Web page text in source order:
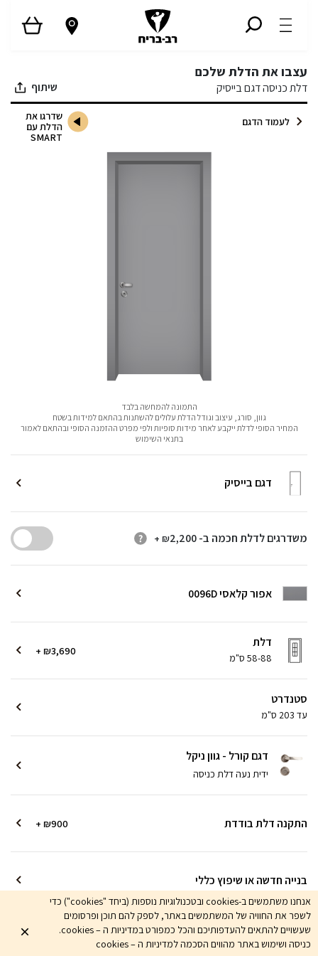
עצבו את הדלת שלכם
דלת כניסה דגם בייסיק
לעמוד הדגם
שדרגו את
הדלת עם
SMART
שיתוף
דגם בייסיק
משדרגים לדלת חכמה ב- + ₪2,200
אפור קלאסי 0096D
דלת
58-88 ס"מ
+ ₪3,690
סטנדרט
עד 203 ס"מ
דגם קורל - גוון ניקל
ידית נעה דלת כניסה
התקנה דלת בודדת + ₪900
בנייה חדשה או שיפוץ כללי
התמונה להמחשה בלבד
גוון, סורג, עיצוב וגודל הדלת עלולים להשתנות בהתאם למידות בשטח
המחיר הסופי לדלת ייקבע לאחר מידות סופיות ולפי מפרט ההזמנה הסופי ובהתאם לאמור
בתנאי השימוש
בטוח לקנות אונליין! משלמים רק מקדמה והיתרה מול נציג טלפוני
₪4,590
אני רוצה
אנחנו משתמשים ב-cookies ובטכנולוגיות נוספות (ביחד "cookies") כדי
לשפר את החוויה של המשתמשים באתר, לספק להם תוכן ופרסומים
שעשויים להתאים להעדפותיכם והכל כמפורט במדיניות ה – cookies.
כניסה ושימוש באתר מהווים הסכמה למדיניות ה – cookies